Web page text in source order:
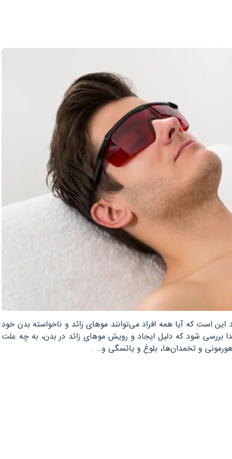
است که آیا همه افراد می‌توانند موهای زائد و ناخواسته بدن خود
بررسی شود که دلیل ایجاد و رویش موهای زائد در بدن، به چه علت
هورمونی و تخمدان‌ها، بلوغ و یائسگی و… .